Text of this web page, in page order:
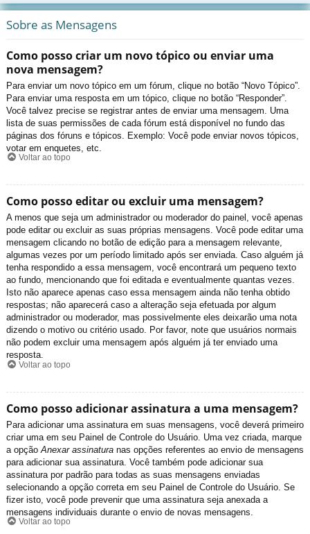
Sobre as Mensagens
Como posso criar um novo tópico ou enviar uma
nova mensagem?
Para enviar um novo tópico em um fórum, clique no botão “Novo Tópico”.
Para enviar uma resposta em um tópico, clique no botão “Responder”.
Você talvez precise se registrar antes de enviar uma mensagem. Uma
lista de suas permissões de cada fórum está disponível no fundo das
páginas dos fóruns e tópicos. Exemplo: Você pode enviar novos tópicos,
votar em enquetes, etc.
Voltar ao topo
Como posso editar ou excluir uma mensagem?
A menos que seja um administrador ou moderador do painel, você apenas
pode editar ou excluir as suas próprias mensagens. Você pode editar uma
mensagem clicando no botão de edição para a mensagem relevante,
algumas vezes por um período limitado após ser enviada. Caso alguém já
tenha respondido a essa mensagem, você encontrará um pequeno texto
ao fundo, mencionando que foi editada e eventualmente quantas vezes.
Isto não aparece apenas caso essa mensagem ainda não tenha obtido
respostas; não aparecerá caso a alteração seja efetuada por algum
administrador ou moderador, mas possivelmente eles deixarão uma nota
dizendo o motivo ou critério usado. Por favor, note que usuários normais
não podem excluir uma mensagem após alguém já ter enviado uma
resposta.
Voltar ao topo
Como posso adicionar assinatura a uma mensagem?
Para adicionar uma assinatura em suas mensagens, você deverá primeiro
criar uma em seu Painel de Controle do Usuário. Uma vez criada, marque
a opção Anexar assinatura nas opções referentes ao envio de mensagens
para adicionar sua assinatura. Você também pode adicionar sua
assinatura por padrão para todas as suas mensagens enviadas
selecionando a opção correta em seu Painel de Controle do Usuário. Se
fizer isto, você pode prevenir que uma assinatura seja anexada a
mensagens individuais durante o envio de novas mensagens.
Voltar ao topo